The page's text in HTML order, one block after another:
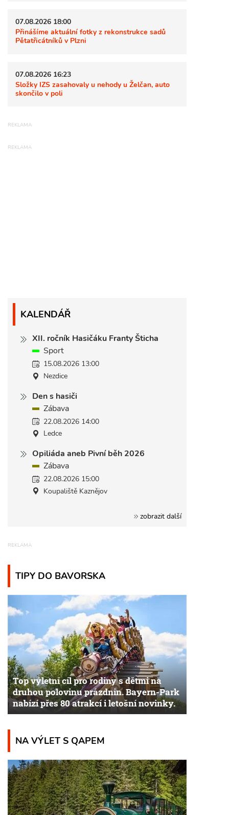
07.08.2026 18:00
Přinášíme aktuální fotky z rekonstrukce sadů
Pětatřicátníků v Plzni
07.08.2026 16:23
Složky IZS zasahovaly u nehody u Želčan, auto
skončilo v poli
KALENDÁŘ
XII. ročník Hasičáku Franty Šticha
Sport
15.08.2026 13:00
Nezdice
Den s hasiči
Zábava
22.08.2026 14:00
Ledce
Opiliáda aneb Pivní běh 2026
Zábava
22.08.2026 15:00
Koupaliště Kaznějov
zobrazit další
TIPY DO BAVORSKA
Top výletní cíl pro rodiny s dětmi na
druhou polovinu prázdnin. Bayern-Park
nabízí přes 80 atrakcí i letošní novinky.
NA VÝLET S QAPEM